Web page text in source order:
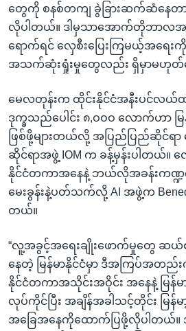
တွေကို စနစ်တကျ ခွဲခြားဆက်ဆံနေ
လိုပါတယ်။ ဒါမှသာအောက်တိုဘာလအ
ရောက်ရင် လှေစီးပြေးကြမယ့်အရေ
အသက်ဆုံးရှုံးမှုတွေလည်း ရှိမှာမဟုတ်တ
မေလတုန်းက ထိုင်းနိုင်ငံအနီးပင်လယ်ထဲ
ဒုက္ခသည်ပေါင်း ၈,ဝဝဝ လောက်ဟာ မ
ဖြစ်ဖို့များတယ်လို့ အပြည်ပြည်ဆိုင်ရာ
ဆိုင်ရာအဖွဲ့ IOM က ခန့်မှန်းပါတယ်။ လှ
နိုင်ငံတကာအနေနဲ့ ဘယ်လိုအခန်းကဏ္ဍ
မေးခွန်းနဲ့ပတ်သက်လို့ AI အဖွဲ့က
တယ်။
“လူ့အခွင့်အရေးချိုးဖောက်မှုတွေ ဆယ်စု
နေတဲ့ မြန်မာနိုင်ငံမှာ ဒီအကြပ်အတည်း
နိုင်ငံတကာအသိုင်းအဝိုင်း အနေနဲ့ မြန်မာ
လုပ်ကိုင်ပြီး အချိန်အခါသင့်တိုင်း မြန်
အခြေအနေကိုထောက်ပြဖို့လိုပါတယ်။